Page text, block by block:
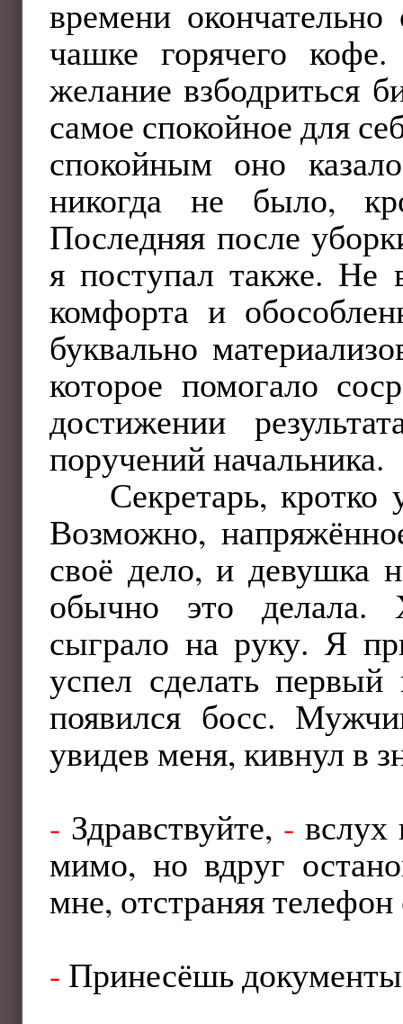
времени
чашке горячего
желание взбодриться
самое спокойное для
спокойным оно
никогда не было,
Последняя после
я поступал также. Не
комфорта и
буквально
которое помогало
достижении
поручений начальника.
Секретарь,
Возможно,
своё дело, и девушка
обычно это делала.
сыграло на руку. Я
успел сделать
появился босс.
увидев меня, кивнул в
- Здравствуйте, -
мимо, но вдруг
мне, отстраняя
- Принесёшь